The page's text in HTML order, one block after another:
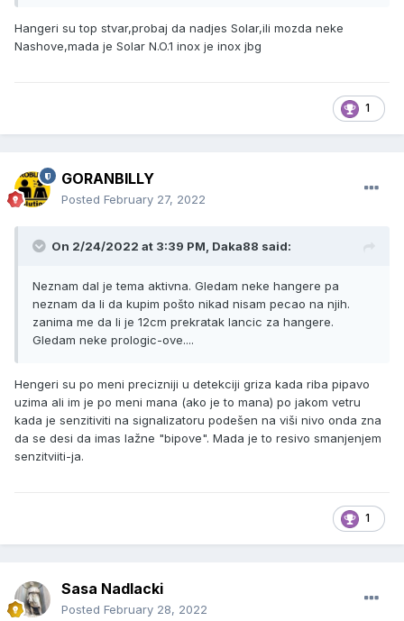
Hangeri su top stvar,probaj da nadjes Solar,ili mozda neke
Nashove,mada je Solar N.O.1 inox je inox jbg
1
GORANBILLY
Posted February 27, 2022
On 2/24/2022 at 3:39 PM, Daka88 said:
Neznam dal je tema aktivna. Gledam neke hangere pa
neznam da li da kupim pošto nikad nisam pecao na njih.
zanima me da li je 12cm prekratak lancic za hangere.
Gledam neke prologic-ove....
Hengeri su po meni precizniji u detekciji griza kada riba pipavo
uzima ali im je po meni mana (ako je to mana) po jakom vetru
kada je senzitiviti na signalizatoru podešen na viši nivo onda zna
da se desi da imas lažne "bipove". Mada je to resivo smanjenjem
senzitviiti-ja.
1
Sasa Nadlacki
Posted February 28, 2022